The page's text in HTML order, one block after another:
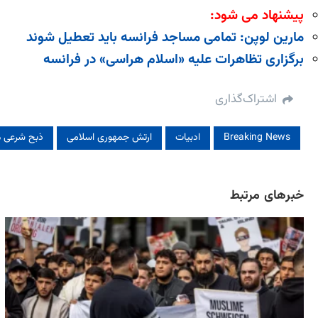
پیشنهاد می شود:
مارین لوپن: تمامی مساجد فرانسه باید تعطیل شوند
برگزاری تظاهرات علیه «اسلام هراسی» در فرانسه
اشتراک‌گذاری
Breaking News ادبیات ارتش جمهوری اسلامی ذبح شرعی
خبرهای مرتبط